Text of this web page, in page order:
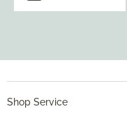
Shop Service